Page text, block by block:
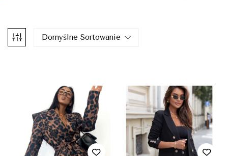
Domyślne Sortowanie